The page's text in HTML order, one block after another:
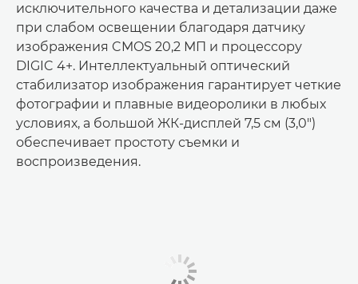
исключительного качества и детализации даже
при слабом освещении благодаря датчику
изображения CMOS 20,2 МП и процессору
DIGIC 4+. Интеллектуальный оптический
стабилизатор изображения гарантирует четкие
фотографии и плавные видеоролики в любых
условиях, а большой ЖК-дисплей 7,5 см (3,0")
обеспечивает простоту съемки и
воспроизведения.